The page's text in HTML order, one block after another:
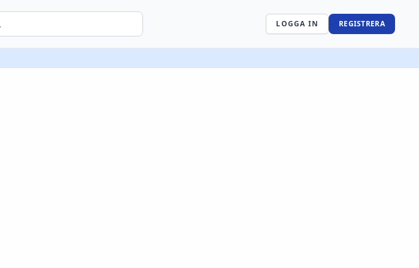
LOGGA IN REGISTRERA